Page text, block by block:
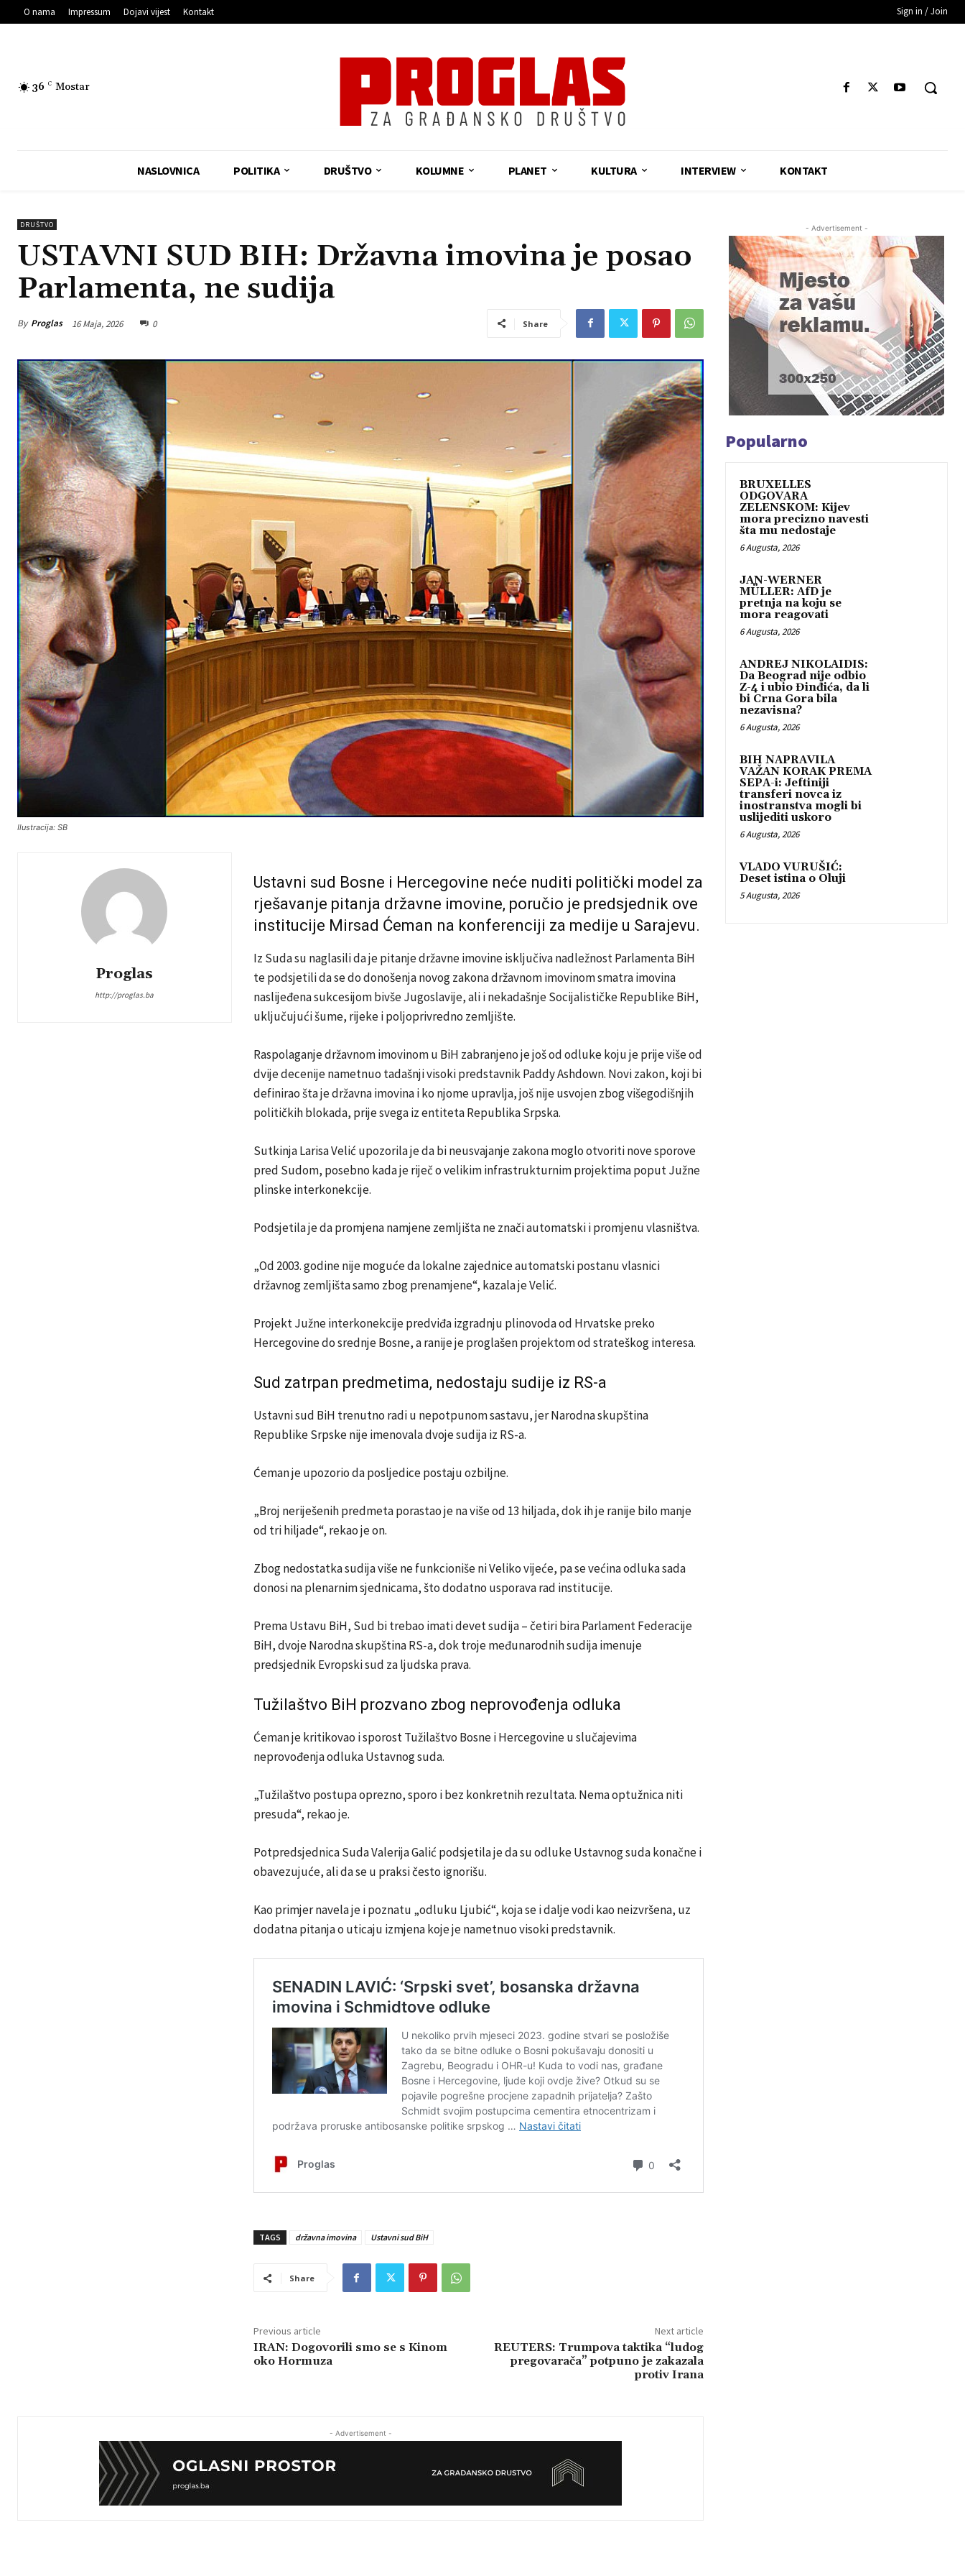
O nama Impressum Dojavi vijest Kontakt Sign in / Join
36 C Mostar
NASLOVNICA POLITIKA DRUŠTVO KOLUMNE PLANET KULTURA INTERVIEW KONTAKT
DRUŠTVO
USTAVNI SUD BIH: Državna imovina je posao
Parlamenta, ne sudija
By Proglas 16 Maja, 2026 0 Share
Ilustracija: SB
Proglas
http://proglas.ba
Ustavni sud Bosne i Hercegovine neće nuditi politički model za
rješavanje pitanja državne imovine, poručio je predsjednik ove
institucije Mirsad Ćeman na konferenciji za medije u Sarajevu.
Iz Suda su naglasili da je pitanje državne imovine isključiva nadležnost Parlamenta BiH
te podsjetili da se do donošenja novog zakona državnom imovinom smatra imovina
naslijeđena sukcesijom bivše Jugoslavije, ali i nekadašnje Socijalističke Republike BiH,
uključujući šume, rijeke i poljoprivredno zemljište.
Raspolaganje državnom imovinom u BiH zabranjeno je još od odluke koju je prije više od
dvije decenije nametnuo tadašnji visoki predstavnikPaddy Ashdown. Novi zakon, koji bi
definirao šta je državna imovina i ko njome upravlja, još nije usvojen zbog višegodišnjih
političkih blokada, prije svega iz entiteta Republika Srpska.
SutkinjaLarisa Velić upozorila je da bi neusvajanje zakona moglo otvoriti nove sporove
pred Sudom, posebno kada je riječ o velikim infrastrukturnim projektima poput Južne
plinske interkonekcije.
Podsjetila je da promjena namjene zemljišta ne znači automatski i promjenu vlasništva.
„Od 2003. godine nije moguće da lokalne zajednice automatski postanu vlasnici
državnog zemljišta samo zbog prenamjene“, kazala je Velić.
Projekt Južne interkonekcije predviđa izgradnju plinovoda od Hrvatske preko
Hercegovine do srednje Bosne, a ranije je proglašen projektom od strateškog interesa.
Sud zatrpan predmetima, nedostaju sudije iz RS-a
Ustavni sud BiH trenutno radi u nepotpunom sastavu, jerNarodna skupština
Republike Srpskenije imenovala dvoje sudija iz RS-a.
Ćeman je upozorio da posljedice postaju ozbiljne.
„Broj neriješenih predmeta porastao je na više od 13 hiljada, dok ih je ranije bilo manje
od tri hiljade“, rekao je on.
Zbog nedostatka sudija više ne funkcioniše ni Veliko vijeće, pa se većina odluka sada
donosi na plenarnim sjednicama, što dodatno usporava rad institucije.
Prema Ustavu BiH, Sud bi trebao imati devet sudija – četiri bira Parlament Federacije
BiH, dvoje Narodna skupština RS-a, dok troje međunarodnih sudija imenuje
predsjednikEvropski sud za ljudska prava.
Tužilaštvo BiH prozvano zbog neprovođenja odluka
Ćeman je kritikovao i sporostTužilaštvo Bosne i Hercegovineu slučajevima
neprovođenja odluka Ustavnog suda.
„Tužilaštvo postupa oprezno, sporo i bez konkretnih rezultata. Nema optužnica niti
presuda“, rekao je.
Potpredsjednica SudaValerija Galić podsjetila je da su odluke Ustavnog suda konačne i
obavezujuće, ali da se u praksi često ignorišu.
Kao primjer navela je i poznatu „odluku Ljubić“, koja se i dalje vodi kao neizvršena, uz
dodatna pitanja o uticaju izmjena koje je nametnuo visoki predstavnik.
TAGS državna imovina Ustavni sud BiH
Share
Previous article
IRAN: Dogovorili smo se s Kinom
oko Hormuza
Next article
REUTERS: Trumpova taktika “ludog
pregovarača” potpuno je zakazala
protiv Irana
- Advertisement -
- Advertisement -
Popularno
BRUXELLES
ODGOVARA
ZELENSKOM: Kijev
mora precizno navesti
šta mu nedostaje
6 Augusta, 2026
JAN-WERNER
MÜLLER: AfD je
pretnja na koju se
mora reagovati
6 Augusta, 2026
ANDREJ NIKOLAIDIS:
Da Beograd nije odbio
Z-4 i ubio Đinđića, da li
bi Crna Gora bila
nezavisna?
6 Augusta, 2026
BIH NAPRAVILA
VAŽAN KORAK PREMA
SEPA-i: Jeftiniji
transferi novca iz
inostranstva mogli bi
uslijediti uskoro
6 Augusta, 2026
VLADO VURUŠIĆ:
Deset istina o Oluji
5 Augusta, 2026